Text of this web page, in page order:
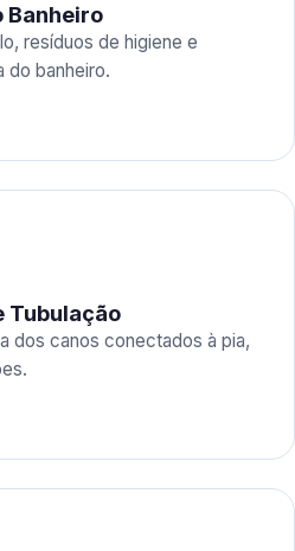
Banheiro
resíduos de higiene e
do banheiro.
Tubulação
dos canos conectados à pia,